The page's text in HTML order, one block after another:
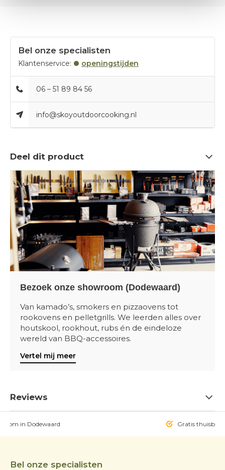
Bel onze specialisten
Klantenservice: openingstijden
06 – 51 89 84 56
info@skoyoutdoorcooking.nl
Deel dit product
Bezoek onze showroom (Dodewaard)
Van kamado’s, smokers en pizzaovens tot
rookovens en pelletgrills. We leerden alles over
houtskool, rookhout, rubs én de eindeloze
wereld van BBQ-accessoires.
Vertel mij meer
Reviews
in Dodewaard Gratis
Bel onze specialisten